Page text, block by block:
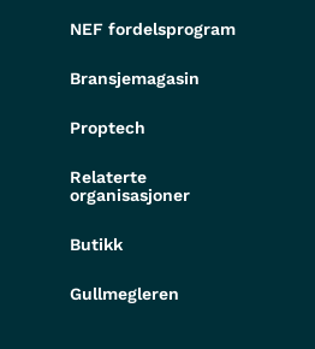
NEF fordelsprogram
Bransjemagasin
Proptech
Relaterte
organisasjoner
Butikk
Gullmegleren